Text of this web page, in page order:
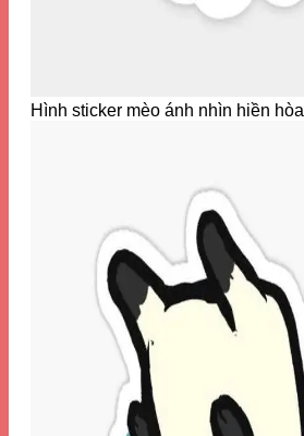
Hình sticker mèo ánh nhìn hiền hòa